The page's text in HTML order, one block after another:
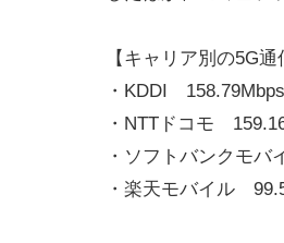
【キャリア別の5G
・KDDI
・NTTドコモ
・ソフトバンクモ
・楽天モバイル